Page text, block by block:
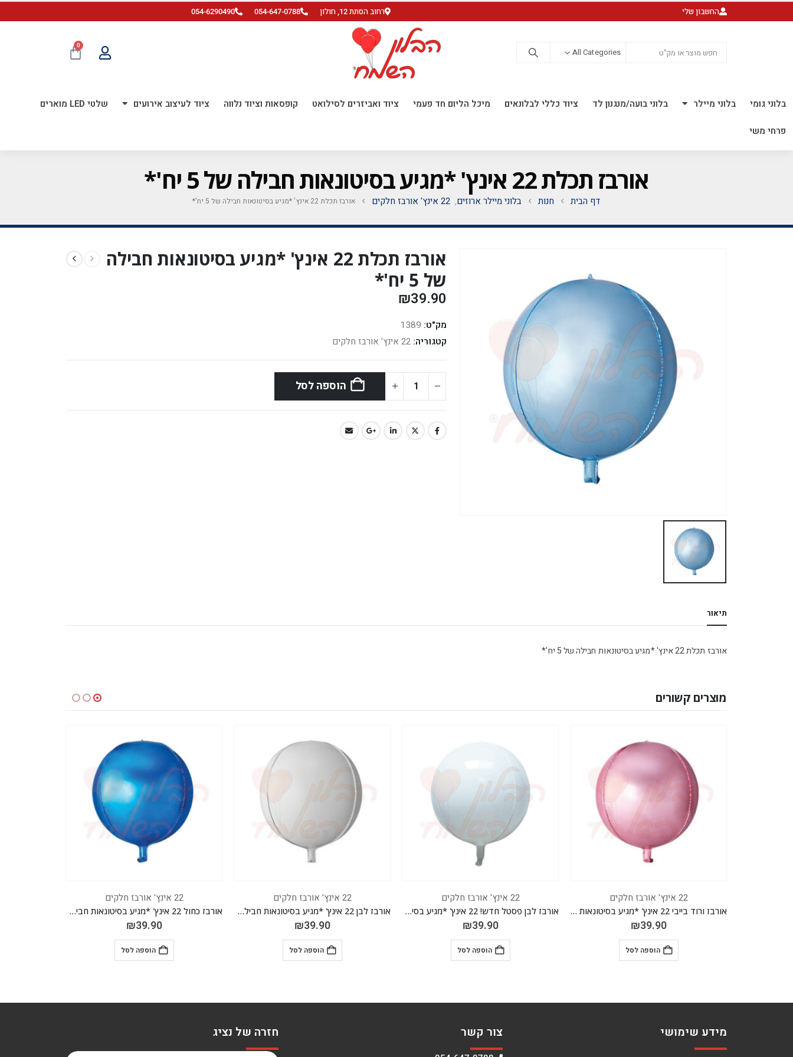
החשבון שלי רחוב הסתת 12, חולון 054-647-0788
054-6290490
All Categories
0
בלוני גומי בלוני מיילר בלוני בועה/מנגנון לד ציוד כללי לבלונאים מיכל הליום חד פעמי ציוד ואביזרים לסילואט קופסאות וציוד נלווה ציוד לעיצוב אירועים שלטי LED מוארים
פרחי משי
אורבז תכלת 22 אינץ' *מגיע בסיטונאות חבילה של 5 יח'*
דף הבית חנות בלוני מיילר ארוזים, 22 אינץ' אורבז חלקים אורבז תכלת 22 אינץ' *מגיע בסיטונאות חבילה של 5 יח'*
אורבז תכלת 22 אינץ' *מגיע בסיטונאות חבילה
של 5 יח'*
₪39.90
מק"ט: 1389
קטגוריה: 22 אינץ' אורבז חלקים
הוספה לסל
תיאור
אורבז תכלת 22 אינץ' *מגיע בסיטונאות חבילה של 5 יח'*
מוצרים קשורים
22 אינץ' אורבז חלקים
אורבז לבן פסטל חדש! 22 אינץ' *מגיע בסיטונאות חבילה של 5 יח'*
₪39.90
הוספה לסל
22 אינץ' אורבז חלקים
אורבז לבן 22 אינץ' *מגיע בסיטונאות חבילה של 5 יח'*
₪39.90
הוספה לסל
22 אינץ' אורבז חלקים
אורבז כחול 22 אינץ' *מגיע בסיטונאות חבילה של 5 יח'*
₪39.90
הוספה לסל
22 אינץ' אורבז חלקים
אורבז רוז גולד 22 אינץ' *מגיע בסיטונאות חבילה של 5 יח'*
₪39.90
הוספה לסל
מידע שימושי צור קשר חזרה של נציג